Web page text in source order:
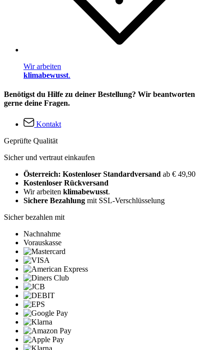
Wir arbeiten
klimabewusst.
Benötigst du Hilfe zu deiner Bestellung? Wir beantworten
gerne deine Fragen.
Kontakt
Geprüfte Qualität
Sicher und vertraut einkaufen
Österreich: Kostenloser Standardversand ab € 49,90
Kostenloser Rückversand
Wir arbeiten klimabewusst.
Sichere Bezahlung mit SSL-Verschlüsselung
Sicher bezahlen mit
Nachnahme
Vorauskasse